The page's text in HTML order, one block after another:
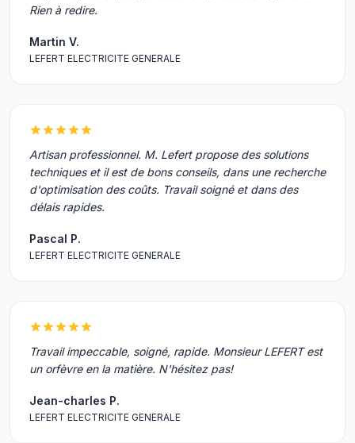
Rien à redire.
Martin V.
LEFERT ELECTRICITE GENERALE
Artisan professionnel. M. Lefert propose des solutions
techniques et il est de bons conseils, dans une recherche
d'optimisation des coûts. Travail soigné et dans des
délais rapides.
Pascal P.
LEFERT ELECTRICITE GENERALE
Travail impeccable, soigné, rapide. Monsieur LEFERT est
un orfèvre en la matière. N'hésitez pas!
Jean-charles P.
LEFERT ELECTRICITE GENERALE